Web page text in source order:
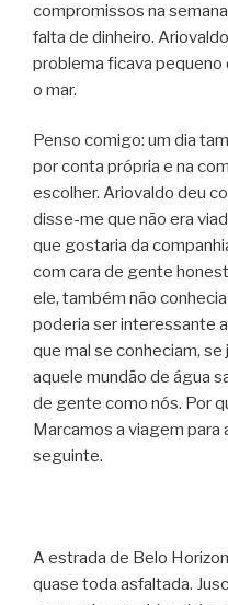
compromissos na
falta de dinheiro.
problema ficava pequeno
o mar.
Penso comigo: um dia
por conta própria e na
escolher. Ariovaldo deu
disse-me que não era
que gostaria da
com cara de gente
ele, também não
poderia ser interessante
que mal se conheciam,
aquele mundão de água
de gente como nós. Por
Marcamos a viagem para
seguinte.
A estrada de Belo
quase toda asfaltada.